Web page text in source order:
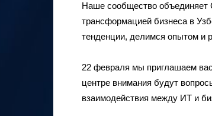
Наше сообщество объединяет
трансформацией бизнеса в
тенденции, делимся опытом и
22 февраля мы приглашаем
центре внимания будут
взаимодействия между ИТ и